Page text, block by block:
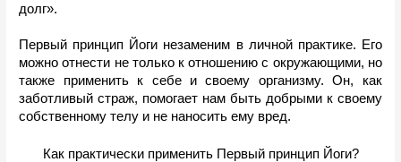
долг».
Первый принцип Йоги незаменим в личной практике. Его
можно отнести не только к отношению с окружающими, но
также применить к себе и своему организму. Он, как
заботливый страж, помогает нам быть добрыми к своему
собственному телу и не наносить ему вред.
Как практически применить Первый принцип Йоги?